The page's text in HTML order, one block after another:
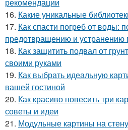
16. Какие уникальные
17. Как спасти погреб от воды:
предотвращению и устранению
18. Как защитить подвал от
своими руками
19. Как выбрать идеальную
вашей гостиной
20. Как красиво повесить три
советы и идеи
21. Модульные картины на